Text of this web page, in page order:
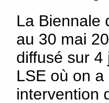
La Biennale
au 30 mai
diffusé sur 4
LSE où on
intervention